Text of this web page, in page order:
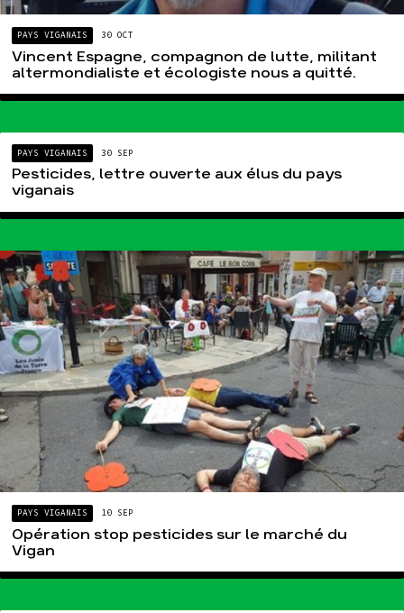
PAYS VIGANAIS 30 OCT
Vincent Espagne, compagnon de lutte, militant
altermondialiste et écologiste nous a quitté.
PAYS VIGANAIS 30 SEP
Pesticides, lettre ouverte aux élus du pays
viganais
PAYS VIGANAIS 10 SEP
Opération stop pesticides sur le marché du
Vigan